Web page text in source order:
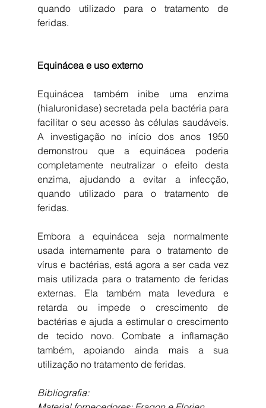
quando utilizado para o tratamento de
feridas.
Equinácea e uso externo
Equinácea também inibe uma enzima
(hialuronidase) secretada pela bactéria para
facilitar o seu acesso às células saudáveis.
A investigação no início dos anos 1950
demonstrou que a equinácea poderia
completamente neutralizar o efeito desta
enzima, ajudando a evitar a infecção,
quando utilizado para o tratamento de
feridas.
Embora a equinácea seja normalmente
usada internamente para o tratamento de
vírus e bactérias, está agora a ser cada vez
mais utilizada para o tratamento de feridas
externas. Ela também mata levedura e
retarda ou impede o crescimento de
bactérias e ajuda a estimular o crescimento
de tecido novo. Combate a inflamação
também, apoiando ainda mais a sua
utilização no tratamento de feridas.
Bibliografia: